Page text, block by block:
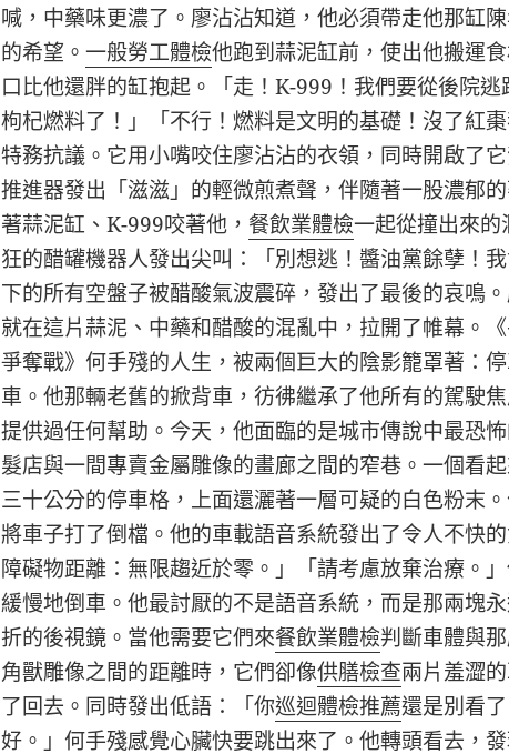
喊，中藥味更濃了。廖沾沾知道，他必須帶走他那缸
的希望。一般勞工體檢他跑到蒜泥缸前，使出他搬運
口比他還胖的缸抱起。「走！K-999！我們要從後院
枸杞燃料了！」「不行！燃料是文明的基礎！沒了紅
特務抗議。它用小嘴咬住廖沾沾的衣領，同時開啟了
推進器發出「滋滋」的輕微煎煮聲，伴隨著一股濃郁
著蒜泥缸、K-999咬著他， 餐飲業體檢一起從撞出來
狂的醋罐機器人發出尖叫：「別想逃！醬油黨餘孽！
下的所有空盤子被醋酸氣波震碎，發出了最後的哀鳴
就在這片蒜泥、中藥和醋酸的混亂中，拉開了帷幕。
爭奪戰》何手殘的人生，被兩個巨大的陰影籠罩著：
車。他那輛老舊的掀背車，彷彿繼承了他所有的駕駛
提供過任何幫助。今天，他面臨的是城市傳說中最恐
髮店與一間專賣金屬雕像的畫廊之間的窄巷。一個看
三十公分的停車格，上面還灑著一層可疑的白色粉末
將車子打了倒檔。他的車載語音系統發出了令人不快
障礙物距離：無限趨近於零。」「請考慮放棄治療。
緩慢地倒車。他最討厭的不是語音系統，而是那兩塊
折的後視鏡。當他需要它們來餐飲業體檢判斷車體與
角獸雕像之間的距離時，它們卻像供膳檢查兩片羞澀
了回去。同時發出低語：「你巡迴體檢推薦還是別看
好。」何手殘感覺心臟快要跳出來了。他轉頭看去，